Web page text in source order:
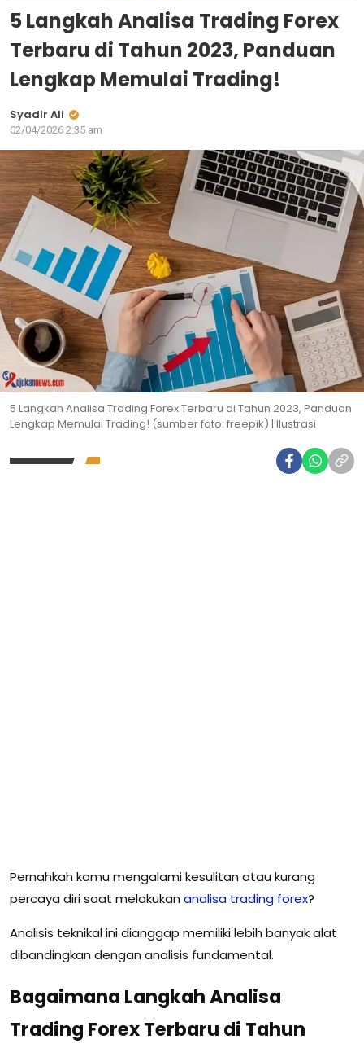
5 Langkah Analisa Trading Forex
Terbaru di Tahun 2023, Panduan
Lengkap Memulai Trading!
Syadir Ali
02/04/2026 2:35 am
5 Langkah Analisa Trading Forex Terbaru di Tahun 2023, Panduan
Lengkap Memulai Trading! (sumber foto: freepik) | Ilustrasi
Pernahkah kamu mengalami kesulitan atau kurang
percaya diri saat melakukan analisa trading forex?
Analisis teknikal ini dianggap memiliki lebih banyak alat
dibandingkan dengan analisis fundamental.
Bagaimana Langkah Analisa
Trading Forex Terbaru di Tahun